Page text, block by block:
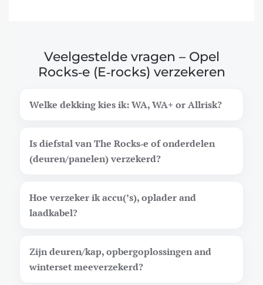
Veelgestelde vragen – Opel
Rocks‑e (E‑rocks) verzekeren
Welke dekking kies ik: WA, WA+ or Allrisk?
Is diefstal van The Rocks‑e of onderdelen
(deuren/panelen) verzekerd?
Hoe verzeker ik accu(’s), oplader and
laadkabel?
Zijn deuren/kap, opbergoplossingen and
winterset meeverzekerd?